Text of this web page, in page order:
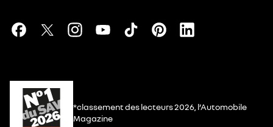
*classement des lecteurs 2026, l’Automobile
Magazine